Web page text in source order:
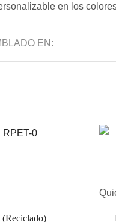
en los
EN:
(reciclado)